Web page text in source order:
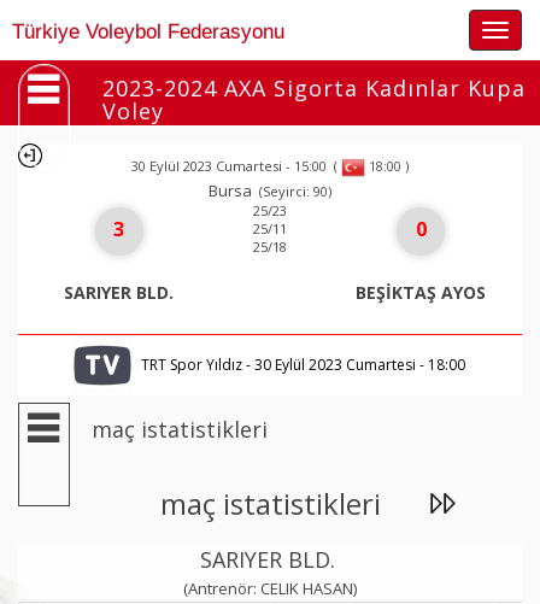
Türkiye Voleybol Federasyonu
2023-2024 AXA Sigorta Kadınlar Kupa
Voley
30 Eylül 2023 Cumartesi - 15:00 ( 18:00 )
Bursa (Seyirci: 90)
3
SARIYER BLD.
25/23
25/11
25/18
0
BEŞİKTAŞ AYOS
TRT Spor Yıldız - 30 Eylül 2023 Cumartesi - 18:00
maç istatistikleri
maç istatistikleri
SARIYER BLD.
(Antrenör: CELIK HASAN)